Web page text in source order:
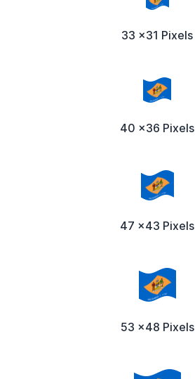
33 x31 Pixels
40 x36 Pixels
47 x43 Pixels
53 x48 Pixels